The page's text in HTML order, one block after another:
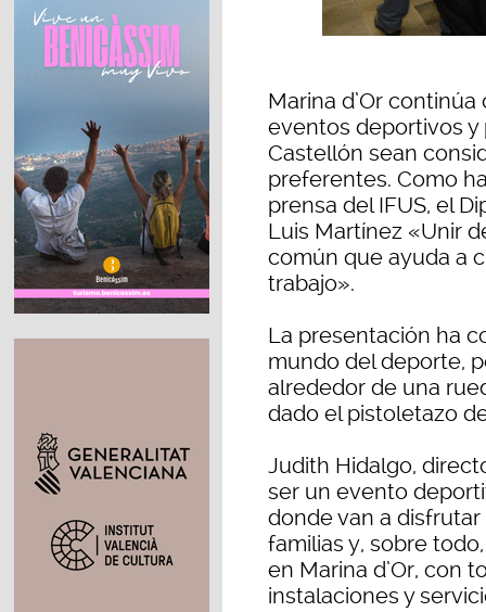
Marina d’Or
eventos deportivos y
Castellón sean
preferentes. Como
prensa del IFUS, el
Luis Martínez «Unir
común que ayuda a
trabajo».
La presentación ha
mundo del deporte,
alrededor de una
dado el pistoletazo
Judith Hidalgo,
ser un evento
donde van a
familias y, sobre
en Marina d’Or, con
instalaciones y